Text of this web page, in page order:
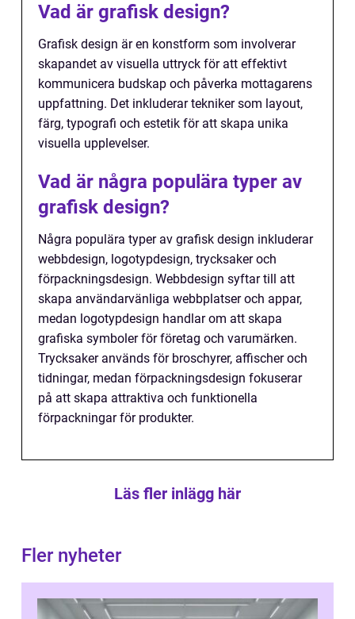
Vad är grafisk design?
Grafisk design är en konstform som involverar
skapandet av visuella uttryck för att effektivt
kommunicera budskap och påverka mottagarens
uppfattning. Det inkluderar tekniker som layout,
färg, typografi och estetik för att skapa unika
visuella upplevelser.
Vad är några populära typer av
grafisk design?
Några populära typer av grafisk design inkluderar
webbdesign, logotypdesign, trycksaker och
förpackningsdesign. Webbdesign syftar till att
skapa användarvänliga webbplatser och appar,
medan logotypdesign handlar om att skapa
grafiska symboler för företag och varumärken.
Trycksaker används för broschyrer, affischer och
tidningar, medan förpackningsdesign fokuserar
på att skapa attraktiva och funktionella
förpackningar för produkter.
Läs fler inlägg här
Fler nyheter